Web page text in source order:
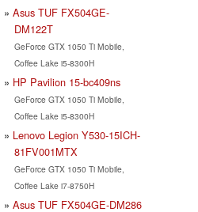
Asus TUF FX504GE-
DM122T
GeForce GTX 1050 Ti Mobile,
Coffee Lake i5-8300H
HP Pavilion 15-bc409ns
GeForce GTX 1050 Ti Mobile,
Coffee Lake i5-8300H
Lenovo Legion Y530-15ICH-
81FV001MTX
GeForce GTX 1050 Ti Mobile,
Coffee Lake i7-8750H
Asus TUF FX504GE-DM286